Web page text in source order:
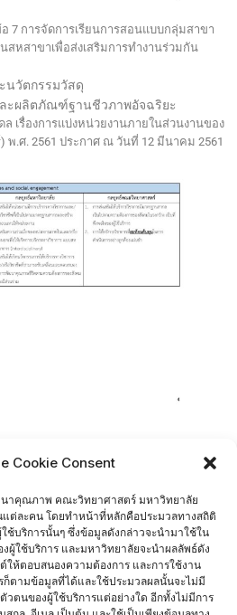
Cookie Consent
าคุณภาพ คณะวิทยาศาสตร์ มหาวิทยาลัย
ต่ละคน โดยทำหน้าที่หลักคือประมวลทางสถิติ
ช้บริการนั้นๆ ซึ่งข้อมูลดังกล่าวจะนำมาใช้ใน
ผู้ใช้บริการ และมหาวิทยาลัยจะนำผลลัพธ์ดัง
ให้ตอบสนองความต้องการ และการใช้งาน
ก็ตามข้อมูลที่ได้และใช้ประมวลผลนั้นจะไม่มี
วตนของผู้ใช้บริการแต่อย่างใด อีกทั้งไม่มีการ
7 การจัดการเรียนการสอนแบบกลุ่มสาขา
สหสาขาเพื่อส่งเสริมการทำงานร่วมกัน
นวัตกรรมวัสดุ
ะผลิตภัณฑ์ฐานชีวภาพอัจฉริยะ
เรื่องการแบ่งหน่วยงานภายในส่วนงานของ
.ศ. 2561 ประกาศ ณ วันที่ 12 มีนาคม 2561